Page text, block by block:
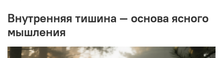
Внутренняя тишина — основа ясного
мышления